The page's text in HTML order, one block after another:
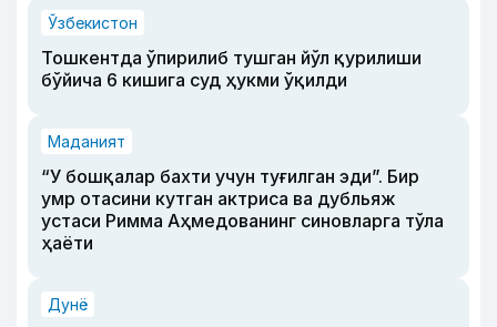
Ўзбекистон
Тошкентда ўпирилиб тушган йўл қурилиши
бўйича 6 кишига суд ҳукми ўқилди
Маданият
“У бошқалар бахти учун туғилган эди”. Бир
умр отасини кутган актриса ва дубльяж
устаси Римма Аҳмедованинг синовларга тўла
ҳаёти
Дунё